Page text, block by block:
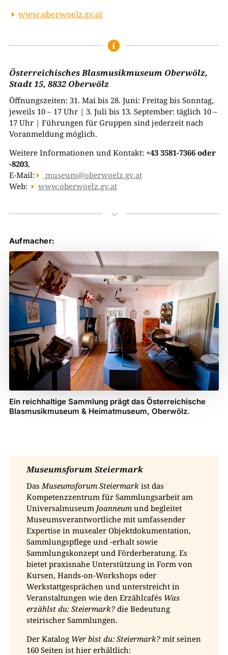
www.oberwoelz.gv.at

Österreichisches Blasmusikmuseum Oberwölz,
Stadt 15, 8832 Oberwölz
Öffnungszeiten: 31. Mai bis 28. Juni: Freitag bis Sonntag,
jeweils 10 – 17 Uhr | 3. Juli bis 13. September: täglich 10 –
17 Uhr | Führungen für Gruppen sind jederzeit nach
Voranmeldung möglich.
Weitere Informationen und Kontakt: +43 3581-7366 oder
-8203,
E-Mail:
museum@oberwoelz.gv.at
Web:
www.oberwoelz.gv.at
3
Aufmacher:
Ein reichhaltige Sammlung prägt das Österreichische
Blasmusikmuseum & Heimatmuseum, Oberwölz.
Museumsforum Steiermark
DasMuseumsforum Steiermarkist das
Kompetenzzentrum für Sammlungsarbeit am
Universalmuseum Joanneumund begleitet
Museumsverantwortliche mit umfassender
Expertise in musealer Objektdokumentation,
Sammlungspflege und -erhalt sowie
Sammlungskonzept und Förderberatung. Es
bietet praxisnahe Unterstützung in Form von
Kursen, Hands-on-Workshops oder
Werkstattgesprächen und unterstreicht in
Veranstaltungen wie den Erzählcafés Was
erzählst du: Steiermark?die Bedeutung
steirischer Sammlungen.
Der Katalog Wer bist du: Steiermark?mit seinen
160 Seiten ist hier erhältlich: